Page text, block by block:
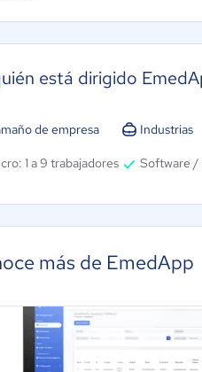
está dirigido
de empresa
1 a 9 trabajadores
Industrias
Software /
más de EmedApp